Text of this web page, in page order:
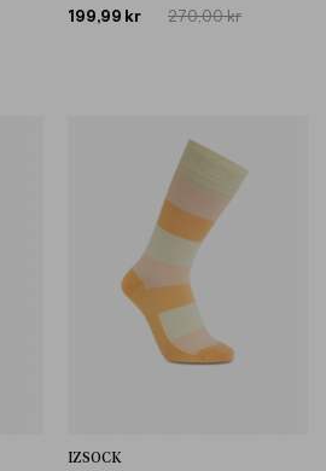
199,99 kr 270,00 kr
IZSOCK